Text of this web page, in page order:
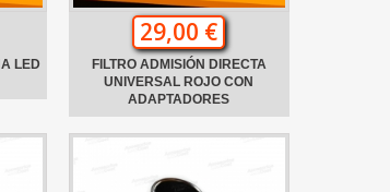
LED
29,00 €
FILTRO ADMISIÓN DIRECTA
UNIVERSAL ROJO CON
ADAPTADORES